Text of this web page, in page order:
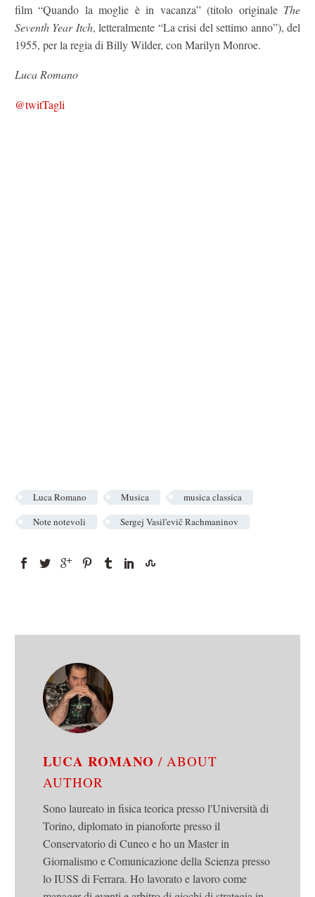
film “Quando la moglie è in vacanza” (titolo originale The
Seventh Year Itch, letteralmente “La crisi del settimo anno”), del
1955, per la regia di Billy Wilder, con Marilyn Monroe.
Luca Romano
@twitTagli
Luca Romano Musica
musica classica
Note notevoli
Sergej Vasil'evič Rachmaninov
LUCA ROMANO/ ABOUT
AUTHOR
Sono laureato in fisica teorica presso l'Università di
Torino, diplomato in pianoforte presso il
Conservatorio di Cuneo e ho un Master in
Giornalismo e Comunicazione della Scienza presso
lo IUSS di Ferrara. Ho lavorato e lavoro come